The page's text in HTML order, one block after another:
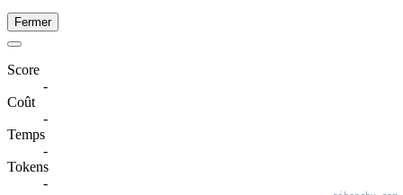
Fermer
Score
-
Coût
-
Temps
-
Tokens
-